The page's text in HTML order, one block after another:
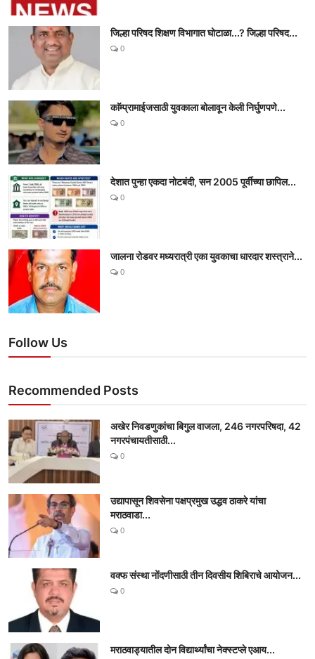
जिल्हा परिषद शिक्षण विभागात घोटाळा...? जिल्हा परिषद...
0
काॅम्प्रामाईजसाठी युवकाला बोलावून केली निर्घुणपणे...
0
देशात पुन्हा एकदा नोटबंदी, सन 2005 पूर्वीच्या छापिल...
0
जालना रोडवर मध्यरात्री एका युवकाचा धारदार शस्त्राने...
0
Follow Us
Recommended Posts
अखेर निवडणुकांचा बिगुल वाजला, 246 नगरपरिषदा, 42
नगरपंचायतीसाठी...
0
उद्यापासून शिवसेना पक्षप्रमुख उद्धव ठाकरे यांचा
मराठवाडा...
0
वक्फ संस्था नोंदणीसाठी तीन दिवसीय शिबिराचे आयोजन...
0
मराठवाड्यातील दोन विद्यार्थ्यांचा नेक्स्टप्ले एआय...